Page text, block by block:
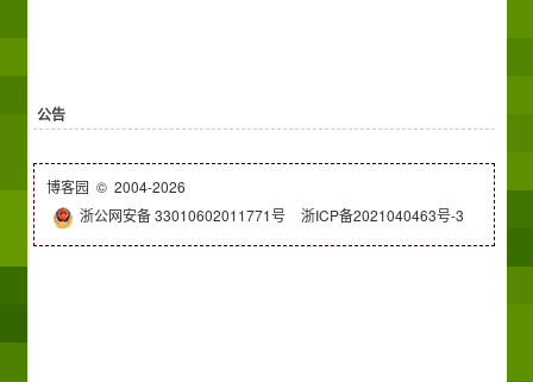
公告
博客园 © 2004-2026
浙公网安备 33010602011771号
浙ICP备2021040463号-3